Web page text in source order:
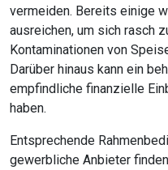
vermeiden. Bereits einige
ausreichen, um sich rasch
Kontaminationen von
Darüber hinaus kann ein
empfindliche finanzielle
haben.
Entsprechende
gewerbliche Anbieter